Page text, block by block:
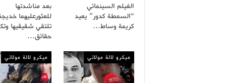
الفيلم السينمائي
“السمطة كدور” يعيد
كريمة وساط…
بعد مناشدتها
للعثورعليهما
تلتقي شقيقيها
حقائق…
ميكرو لالة مولاتي ميكرو لالة مولاتي